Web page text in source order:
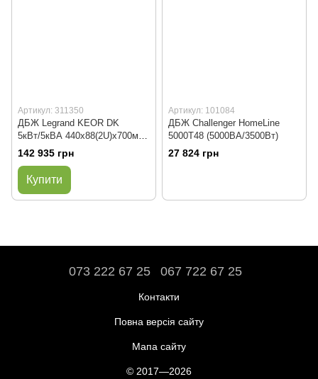
Артикул: 311350
ДБЖ Legrand KEOR DK
5кВт/5кВА 440x88(2U)x700мм
без батарей
142 935 грн
Купити
Артикул: 101084
ДБЖ Challenger HomeLine
5000T48 (5000ВА/3500Вт)
27 824 грн
073 222 67 25 067 722 67 25
Контакти
Повна версія сайту
Мапа сайту
© 2017—2026